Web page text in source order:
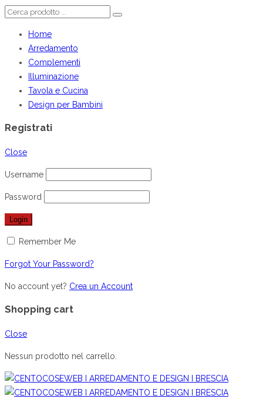
Home
Arredamento
Complementi
Illuminazione
Tavola e Cucina
Design per Bambini
Registrati
Close
Username
Password
Remember Me
Forgot Your Password?
No account yet? Crea un Account
Shopping cart
Close
Nessun prodotto nel carrello.